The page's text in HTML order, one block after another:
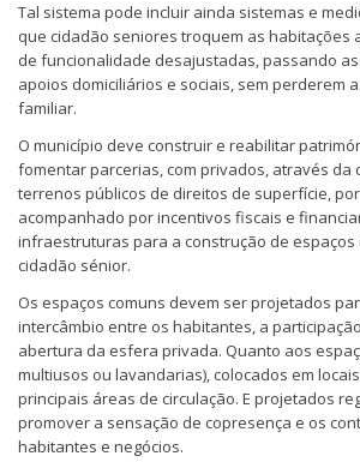
Tal sistema pode incluir ainda sistemas e
que cidadão seniores troquem as habitações
de funcionalidade desajustadas, passando
apoios domiciliários e sociais, sem perderem
familiar.
O município deve construir e reabilitar
fomentar parcerias, com privados, através da
terrenos públicos de direitos de superfície,
acompanhado por incentivos fiscais e
infraestruturas para a construção de espaços
cidadão sénior.
Os espaços comuns devem ser projetados
intercâmbio entre os habitantes, a
abertura da esfera privada. Quanto aos
multiusos ou lavandarias), colocados em
principais áreas de circulação. E projetados
promover a sensação de copresença e os
habitantes e negócios.